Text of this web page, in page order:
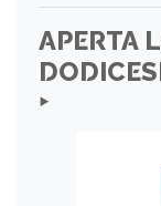
APERTA
‣